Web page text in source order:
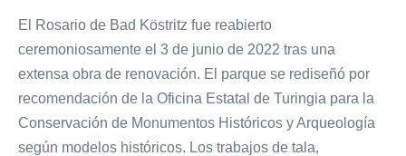
El Rosario de Bad Köstritz fue reabierto
ceremoniosamente el 3 de junio de 2022 tras una
extensa obra de renovación. El parque se rediseñó por
recomendación de la Oficina Estatal de Turingia para la
Conservación de Monumentos Históricos y Arqueología
según modelos históricos. Los trabajos de tala,